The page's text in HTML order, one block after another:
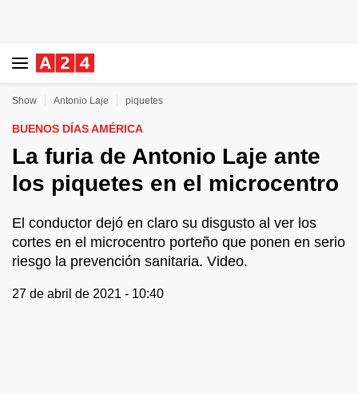
Show Antonio Laje piquetes
BUENOS DÍAS AMÉRICA
La furia de Antonio Laje ante
los piquetes en el microcentro
El conductor dejó en claro su disgusto al ver los
cortes en el microcentro porteño que ponen en serio
riesgo la prevención sanitaria. Video.
27 de abril de 2021 - 10:40